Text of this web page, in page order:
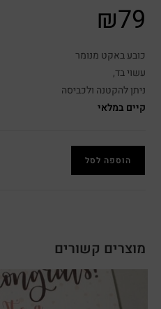
₪79
כובע באקט מנומר
עשוי בד,
ניתן להקטנה ולכביסה
קיים במלאי
הוספה לסל
מוצרים קשורים